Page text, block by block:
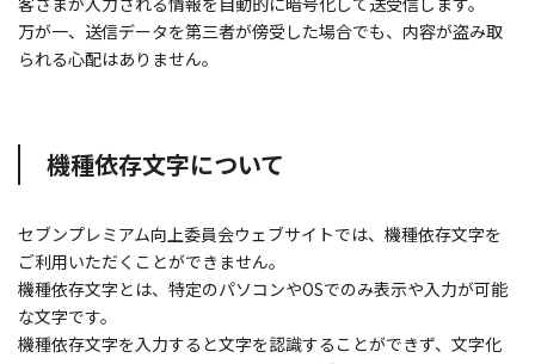
万が一、送信データを第三者が傍受した場合でも、内容が盗み取
られる心配はありません。
機種依存文字について
セブンプレミアム向上委員会ウェブサイトでは、機種依存文字を
ご利用いただくことができません。
機種依存文字とは、特定のパソコンやOSでのみ表示や入力が可能
な文字です。
機種依存文字を入力すると文字を認識することができず、文字化